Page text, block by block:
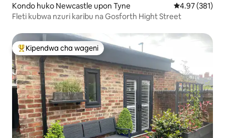
Kondo huko Newcastle upon Tyne Ukadiriaji wa
4.97 (381)
Fleti kubwa nzuri karibu na Gosforth Hight Street
Kipendwa maarufu cha wageni
Kipendwa cha wageni